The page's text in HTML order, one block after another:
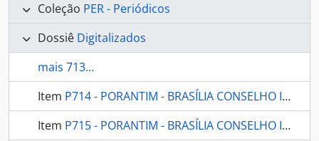
Coleção PER - Periódicos
Dossiê Digitalizados
mais 713...
Item P714 - PORANTIM - BRASÍLIA CONSELHO INDIGENISTA MISSIONÁRIO - 1986 - Nº87
Item P715 - PORANTIM - BRASÍLIA CONSELHO INDIGENISTA MISSIONÁRIO - 1986 - Nº88